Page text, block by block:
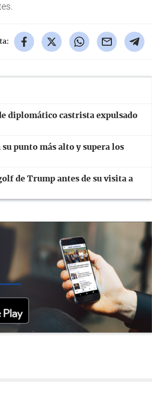
diplomático castrista expulsado
punto más alto y supera los
de Trump antes de su visita a